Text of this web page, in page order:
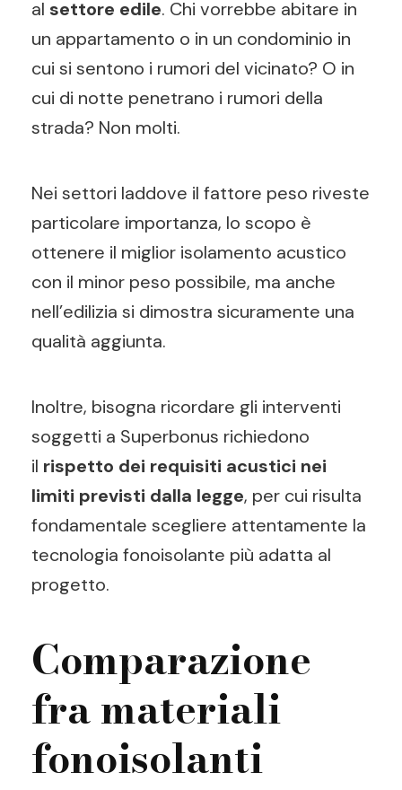
al settore edile. Chi vorrebbe abitare in
un appartamento o in un condominio in
cui si sentono i rumori del vicinato? O in
cui di notte penetrano i rumori della
strada? Non molti.
Nei settori laddove il fattore peso riveste
particolare importanza, lo scopo è
ottenere il miglior isolamento acustico
con il minor peso possibile, ma anche
nell’edilizia si dimostra sicuramente una
qualità aggiunta.
Inoltre, bisogna ricordare gli interventi
soggetti a Superbonus richiedono
il rispetto dei requisiti acustici nei
limiti previsti dalla legge, per cui risulta
fondamentale scegliere attentamente la
tecnologia fonoisolante più adatta al
progetto.
Comparazione
fra materiali
fonoisolanti